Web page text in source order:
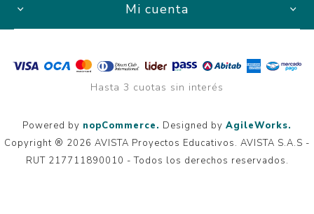
Mi cuenta
Hasta 3 cuotas sin interés
Powered by nopCommerce. Designed by AgileWorks.
Copyright ® 2026 AVISTA Proyectos Educativos. AVISTA S.A.S -
RUT 217711890010 - Todos los derechos reservados.